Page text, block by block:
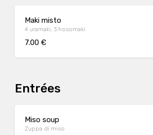
Maki misto
4 uramaki, 3 hosomaki
7.00 €
Entrées
Miso soup
Zuppa di miso